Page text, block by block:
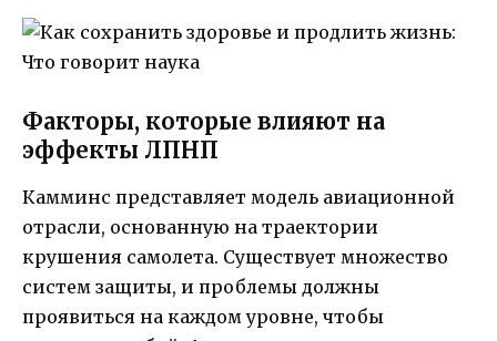
Факторы, которые влияют на
эффекты ЛПНП
Камминс представляет модель авиационной
отрасли, основанную на траектории
крушения самолета. Существует множество
систем защиты, и проблемы должны
проявиться на каждом уровне, чтобы